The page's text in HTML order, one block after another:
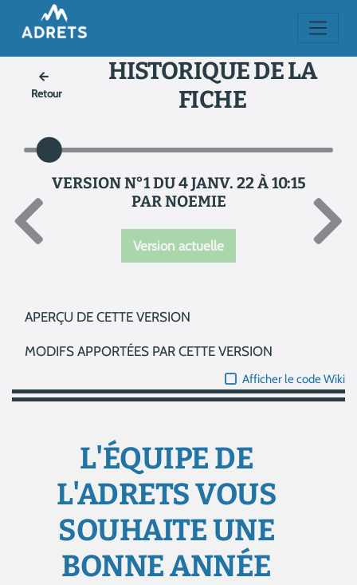
Retour
HISTORIQUE DE LA
FICHE
VERSION N°1 DU 4 JANV. 22 À 10:15
PAR NOEMIE
Version actuelle
APERÇU DE CETTE VERSION
MODIFS APPORTÉES PAR CETTE VERSION
Afficher le code Wiki
L'ÉQUIPE DE
L'ADRETS VOUS
SOUHAITE UNE
BONNE ANNÉE